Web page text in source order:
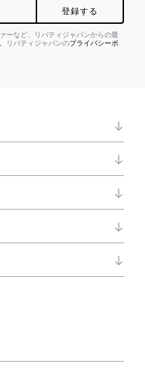
登録する
ーなど、リバティジャパンからの最
リバティジャパンのプライバシーポ